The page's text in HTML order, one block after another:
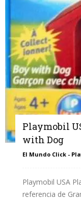
Playmobil
with Dog
El Mundo Click -
Playmobil USA
referencia de